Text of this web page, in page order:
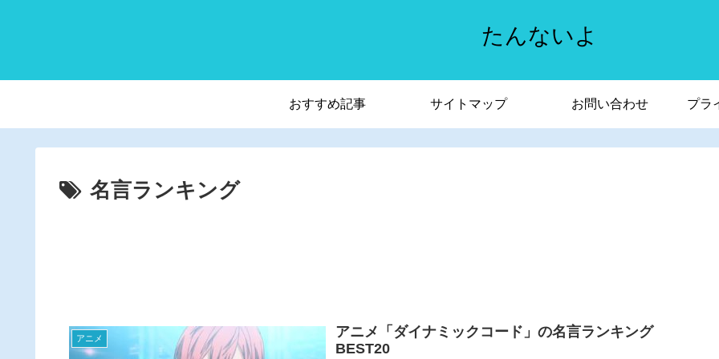
たんないよ
おすすめ記事 サイトマップ お問い合わせ プラ
名言ランキング
アニメ
アニメ「ダイナミックコード」の名言ランキング
BEST20